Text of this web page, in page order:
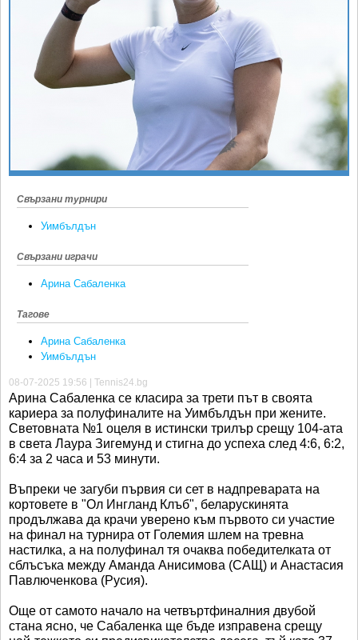
КЛУБОВЕ
БЛОГ
ВИДЕО
Спорт&Фитнес
Други
Любители
Свързани турнири
Уимбълдън
Свързани играчи
Арина Сабаленка
Тагове
Арина Сабаленка
Уимбълдън
08-07-2025 19:56 | Tennis24.bg
Арина Сабаленка се класира за трети път в своята
кариера за полуфиналите на Уимбълдън при жените.
Световната №1 оцеля в истински трилър срещу 104-ата
в света Лаура Зигемунд и стигна до успеха след 4:6, 6:2,
6:4 за 2 часа и 53 минути.
Въпреки че загуби първия си сет в надпреварата на
кортовете в "Ол Ингланд Клъб", беларускинята
продължава да крачи уверено към първото си участие
на финал на турнира от Големия шлем на тревна
настилка, а на полуфинал тя очаква победителката от
сблъсъка между Аманда Анисимова (САЩ) и Анастасия
Павлюченкова (Русия).
Още от самото начало на четвъртфиналния двубой
стана ясно, че Сабаленка ще бъде изправена срещу